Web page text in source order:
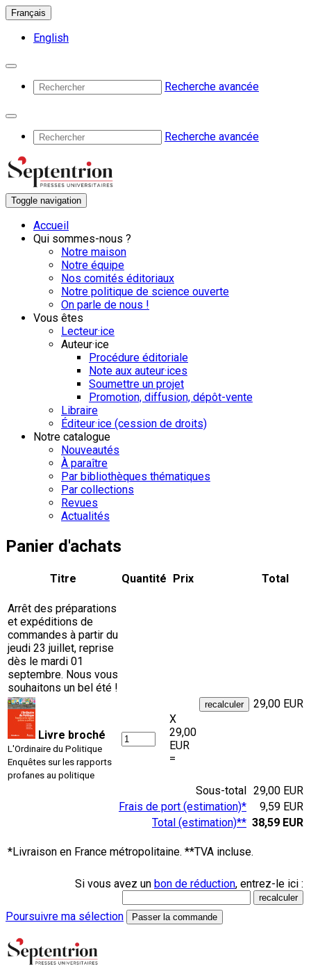
Français
English
Recherche avancée
Recherche avancée
Toggle navigation
Accueil
Qui sommes-nous ?
Notre maison
Notre équipe
Nos comités éditoriaux
Notre politique de science ouverte
On parle de nous !
Vous êtes
Lecteur·ice
Auteur·ice
Procédure éditoriale
Note aux auteur·ices
Soumettre un projet
Promotion, diffusion, dépôt-vente
Libraire
Éditeur·ice (cession de droits)
Notre catalogue
Nouveautés
À paraître
Par bibliothèques thématiques
Par collections
Revues
Actualités
Panier d'achats
Arrêt des préparations
et expéditions de
commandes à partir du
jeudi 23 juillet, reprise
dès le mardi 01
septembre. Nous vous
souhaitons un bel été !
Titre Quantité Prix Total
Livre broché
L'Ordinaire du Politique
Enquêtes sur les rapports
profanes au politique
X
29,00
EUR
=
29,00 EUR
Sous-total 29,00 EUR
Frais de port (estimation)*
9,59 EUR
Total (estimation)** 38,59 EUR
*Livraison en France métropolitaine. **TVA incluse.
Si vous avez un bon de réduction, entrez-le ici :
Poursuivre ma sélection Passer la commande